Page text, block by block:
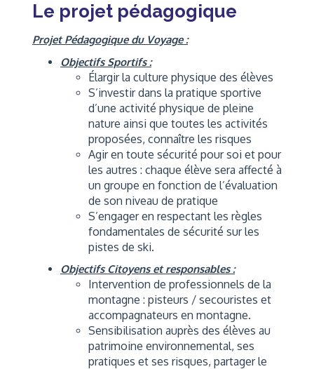
Le projet pédagogique
Projet Pédagogique du Voyage :
Objectifs Sportifs :
Élargir la culture physique des élèves
S’investir dans la pratique sportive
d’une activité physique de pleine
nature ainsi que toutes les activités
proposées, connaître les risques
Agir en toute sécurité pour soi et pour
les autres : chaque élève sera affecté à
un groupe en fonction de l’évaluation
de son niveau de pratique
S’engager en respectant les règles
fondamentales de sécurité sur les
pistes de ski.
Objectifs Citoyens et responsables :
Intervention de professionnels de la
montagne : pisteurs / secouristes et
accompagnateurs en montagne.
Sensibilisation auprès des élèves au
patrimoine environnemental, ses
pratiques et ses risques, partager le